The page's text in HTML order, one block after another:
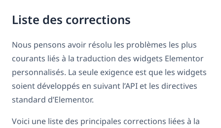
Liste des corrections
Nous pensons avoir résolu les problèmes les plus
courants liés à la traduction des widgets Elementor
personnalisés. La seule exigence est que les widgets
soient développés en suivant l’API et les directives
standard d’Elementor.
Voici une liste des principales corrections liées à la